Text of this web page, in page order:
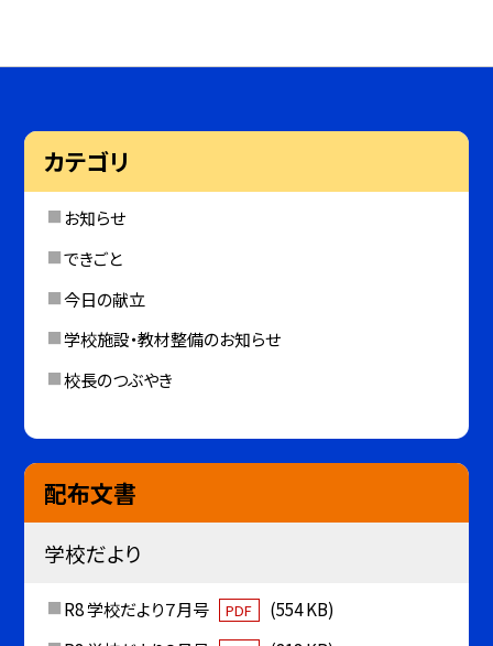
カテゴリ
お知らせ
できごと
今日の献立
学校施設・教材整備のお知らせ
校長のつぶやき
配布文書
学校だより
R8 学校だより７月号 PDF
(554 KB)